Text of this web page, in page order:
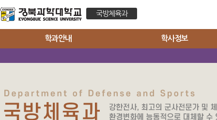
국방체육과
학과안내 학사정보